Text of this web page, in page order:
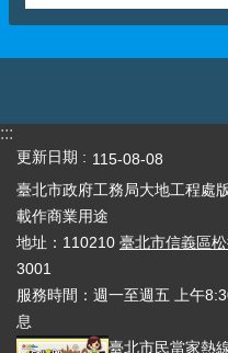
:::
更新日期
115-08-08
臺北市政府工務局大地工程處
載作商業用途
地址：110210 臺北市信義區
3001
服務時間：週一至週五 上午
息
臺北市民當家熱